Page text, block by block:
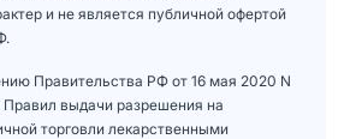
и не является публичной офертой
Правительства РФ от 16 мая 2020 N
выдачи разрешения на
торговли лекарственными